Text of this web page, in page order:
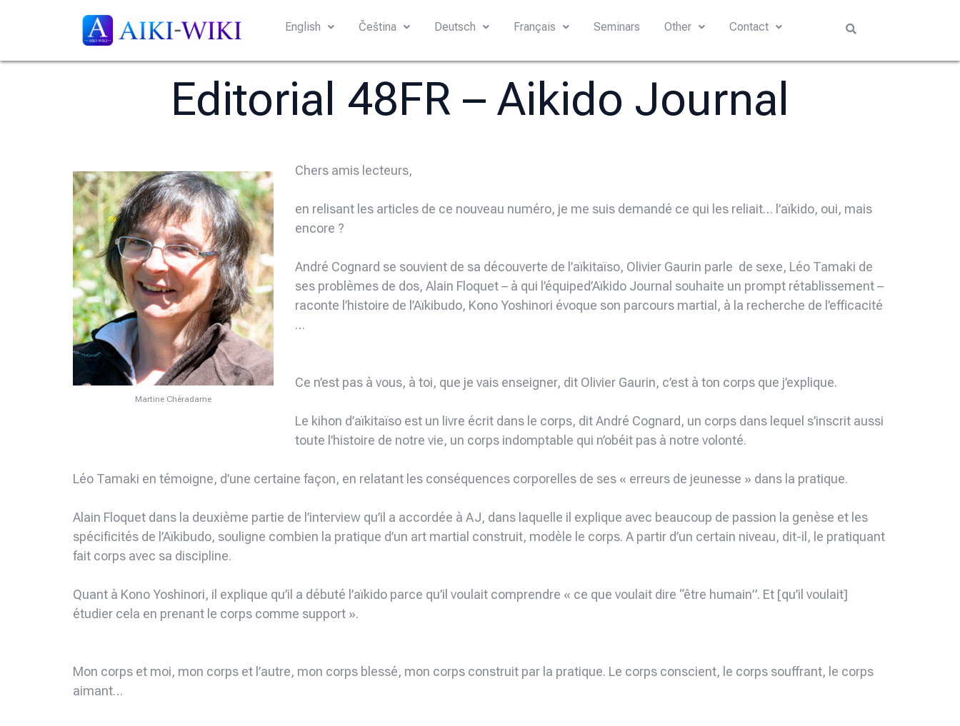
English Čeština Deutsch Français Seminars Other Contact
Editorial 48FR – Aikido Journal
Martine Chéradame
Chers amis lecteurs,
en relisant les articles de ce nouveau numéro, je me suis demandé ce qui les reliait… l’aïkido, oui, mais
encore ?
André Cognard se souvient de sa découverte de l’aïkitaïso, Olivier Gaurin parle de sexe, Léo Tamaki de
ses problèmes de dos, Alain Floquet – à qui l’équiped’Aïkido Journal souhaite un prompt rétablissement –
raconte l’histoire de l’Aïkibudo, Kono Yoshinori évoque son parcours martial, à la recherche de l’efficacité
…
Ce n’est pas à vous, à toi, que je vais enseigner, dit Olivier Gaurin, c’est à ton corps que j’explique.
Le kihon d’aïkitaïso est un livre écrit dans le corps, dit André Cognard, un corps dans lequel s’inscrit aussi
toute l’histoire de notre vie, un corps indomptable qui n’obéit pas à notre volonté.
Léo Tamaki en témoigne, d’une certaine façon, en relatant les conséquences corporelles de ses « erreurs de jeunesse » dans la pratique.
Alain Floquet dans la deuxième partie de l’interview qu’il a accordée à AJ, dans laquelle il explique avec beaucoup de passion la genèse et les
spécificités de l’Aïkibudo, souligne combien la pratique d’un art martial construit, modèle le corps. A partir d’un certain niveau, dit-il, le pratiquant
fait corps avec sa discipline.
Quant à Kono Yoshinori, il explique qu’il a débuté l’aïkido parce qu’il voulait comprendre « ce que voulait dire “être humain”. Et [qu’il voulait]
étudier cela en prenant le corps comme support ».
Mon corps et moi, mon corps et l’autre, mon corps blessé, mon corps construit par la pratique. Le corps conscient, le corps souffrant, le corps
aimant…